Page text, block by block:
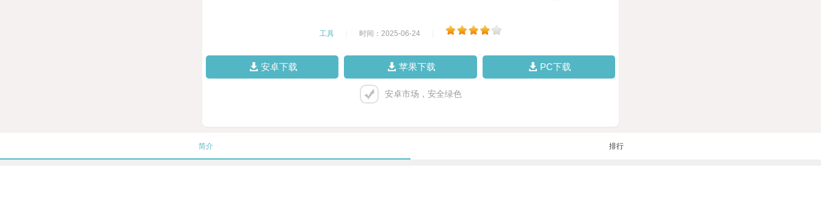
工具 时间：2025-06-24
安卓下载 苹果下载 PC下载
安卓市场，安全绿色
简介 排行